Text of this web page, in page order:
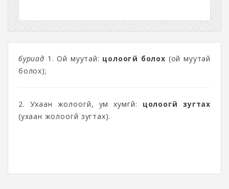
буриад 1. Ой муутай: цолоогүй болох (ой муутай
болох);
2. Ухаан жолоогүй, ум хумгүй: цолоогүй зугтах
(ухаан жолоогүй зугтах).